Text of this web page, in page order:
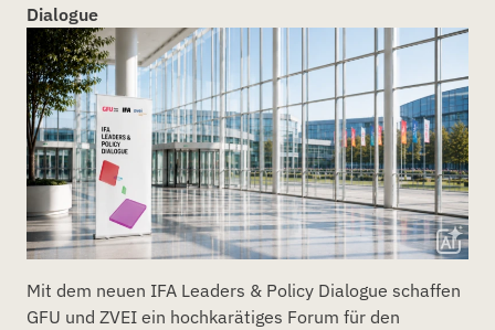
Dialogue
Mit dem neuen IFA Leaders & Policy Dialogue schaffen
GFU und ZVEI ein hochkarätiges Forum für den